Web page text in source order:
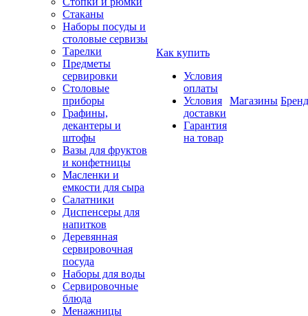
Стаканы
Наборы посуды и
столовые сервизы
Тарелки
Предметы
сервировки
Столовые
приборы
Графины,
декантеры и
штофы
Вазы для фруктов
и конфетницы
Масленки и
емкости для сыра
Салатники
Диспенсеры для
напитков
Деревянная
сервировочная
посуда
Наборы для воды
Сервировочные
блюда
Менажницы
Как купить
Условия
оплаты
Условия
доставки
Гарантия
на товар
Магазины